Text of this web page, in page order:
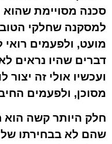
סכנה מסויימת שהוא
למסקנה שחלקי
מועט, ולפעמים
דברים שהיו נראים
ועכשיו אולי זה יצור
מסוכן, ולפעמים
חלק היותר קשה הוא
שהם לא בבחירתו